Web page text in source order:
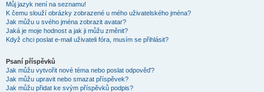
Můj jazyk není na seznamu!
K čemu slouží obrázky zobrazené u mého uživatelského jména?
Jak můžu u svého jména zobrazit avatar?
Jaká je moje hodnost a jak ji můžu změnit?
Když chci poslat e-mail uživateli fóra, musím se přihlásit?
Psaní příspěvků
Jak můžu vytvořit nové téma nebo poslat odpověď?
Jak můžu upravit nebo smazat příspěvek?
Jak můžu přidat ke svým příspěvků podpis?